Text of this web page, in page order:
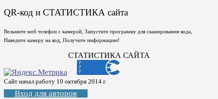
QR-код и СТАТИСТИКА сайта
Возьмите моб телефон с камерой, Запустите программу для сканирования кода,
Наведите камеру на код, Получите информацию!
СТАТИСТИКА САЙТА
Сайт начал работу 10 октября 2014 г.
Вход для авторов